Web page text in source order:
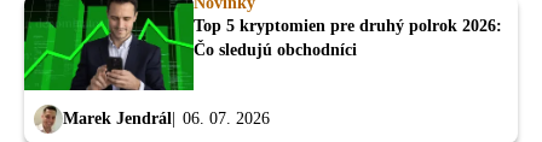
Top 5 kryptomien pre druhý polrok 2026:
Čo sledujú obchodníci
Marek Jendrál 06. 07. 2026